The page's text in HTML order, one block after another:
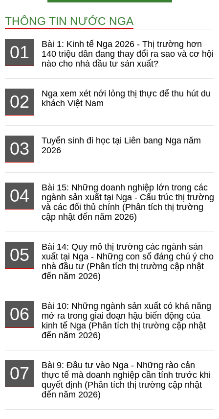
THÔNG TIN NƯỚC NGA
01
Bài 1: Kinh tế Nga 2026 - Thị trường hơn
140 triệu dân đang thay đổi ra sao và cơ hội
nào cho nhà đầu tư sản xuất?
02
Nga xem xét nới lỏng thị thực để thu hút du
khách Việt Nam
03
Tuyển sinh đi học tại Liên bang Nga năm
2026
04
Bài 15: Những doanh nghiệp lớn trong các
ngành sản xuất tại Nga - Cấu trúc thị trường
và các đối thủ chính (Phân tích thị trường
cập nhật đến năm 2026)
05
Bài 14: Quy mô thị trường các ngành sản
xuất tại Nga - Những con số đáng chú ý cho
nhà đầu tư (Phân tích thị trường cập nhật
đến năm 2026)
06
Bài 10: Những ngành sản xuất có khả năng
mở ra trong giai đoạn hậu biến động của
kinh tế Nga (Phân tích thị trường cập nhật
đến năm 2026)
07
Bài 9: Đầu tư vào Nga - Những rào cản
thực tế mà doanh nghiệp cần tính trước khi
quyết định (Phân tích thị trường cập nhật
đến năm 2026)